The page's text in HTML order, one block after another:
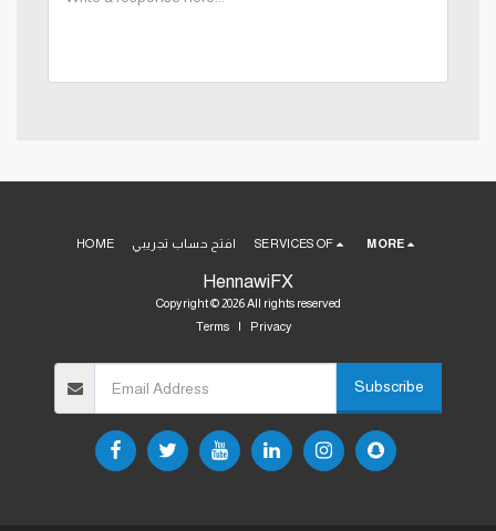
HennawiFX
Copyright © 2026 All rights reserved
Terms| Privacy
HOME افتح حساب تجريبي SERVICES OF MORE
Subscribe